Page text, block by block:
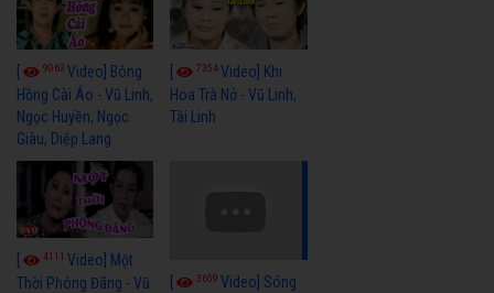
9063 Video] Bông
Hồng Cài Áo - Vũ Linh,
Ngọc Huyền, Ngọc
Giàu, Diệp Lang
7354Video] Khi
Hoa Trà Nở - Vũ Linh,
Tài Linh
4111 Video] Một
Thời Phóng Đãng - Vũ
3659Video] Sóng